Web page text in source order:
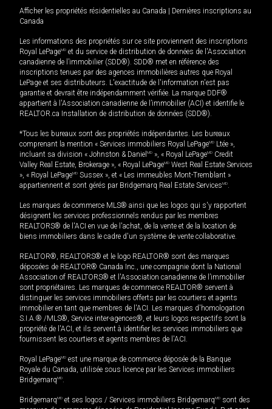
Afficher les propriétés résidentielles au Canada
Dernières inscriptions au
Canada
Les informations des propriétés sur ce site proviennent des inscriptions
Royal LePageMD et du service de distribution de données de l'Association
canadienne de l’immobilier (SDD®). SDD® met en référence des
inscriptions tenues par des agences immobilières autres que Royal
LePage et ses distributeurs. L'exactitude de l'information n'est pas
garantie et devrait être indépendamment vérifiée. La marque DDF®
appartient à l'Association canadienne de l’immobilier (ACI) et identifie le
REALTOR.ca Installation de distribution de données (SDD®).
*Tous les bureaux sont des propriétés indépendantes. Les bureaux
comprenant la mention « Services immobiliers Royal LePageMD Ltée »,
incluant sa division « Johnston & Daniel MD », « Royal LePageMD Credit
Valley Real Estate, Brokerage », « Royal LePageMD West Real Estate Services
», « Royal LePageMD Sussex », et « Les immeubles Mont-Tremblant »
appartiennent et sont gérés par Bridgemarq Real Estate ServicesMD.
Les marques de commerce MLS® ainsi que les logos qui s'y rapportent
désignent les services professionnels rendus par les membres
REALTORS® de l'ACI en vue de l'achat, de la vente et de la location de
biens immobiliers dans le cadre d'un système de vente collaborative.
REALTOR®, REALTORS® et le logo REALTOR® sont des marques
déposées de REALTOR® Canada Inc., une compagnie dont la National
Association of REALTORS® et l'Association canadienne de l’immobilier
sont propriétaires. Les marques de commerce REALTOR® servent à
distinguer les services immobiliers offerts par les courtiers et agents
immobilier en tant que membres de l'ACI. Les marques d'homologation
S.I.A.® /MLS®, Service inter-agences®, et leurs logos respectifs sont la
propriété de l'ACI, et ils servent à identifier les services immobiliers que
fournissent les courtiers et agents membres de l'ACI.
Royal LePageMD est une marque de commerce déposée de la Banque
Royale du Canada, utilisée sous licence par les Services immobiliers
BridgemarqMD.
BridgemarqMD et ses logos / Services immobiliers BridgemarqMD sont des